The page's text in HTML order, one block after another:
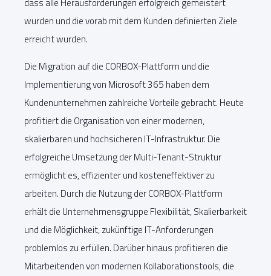
wurden und die vorab mit dem Kunden definierten Ziele
erreicht wurden.
Die Migration auf die CORBOX-Plattform und die
Implementierung von Microsoft 365 haben dem
Kundenunternehmen zahlreiche Vorteile gebracht. Heute
profitiert die Organisation von einer modernen,
skalierbaren und hochsicheren IT-Infrastruktur. Die
erfolgreiche Umsetzung der Multi-Tenant-Struktur
ermöglicht es, effizienter und kosteneffektiver zu
arbeiten. Durch die Nutzung der CORBOX-Plattform
erhält die Unternehmensgruppe Flexibilität, Skalierbarkeit
und die Möglichkeit, zukünftige IT-Anforderungen
problemlos zu erfüllen. Darüber hinaus profitieren die
Mitarbeitenden von modernen Kollaborationstools, die